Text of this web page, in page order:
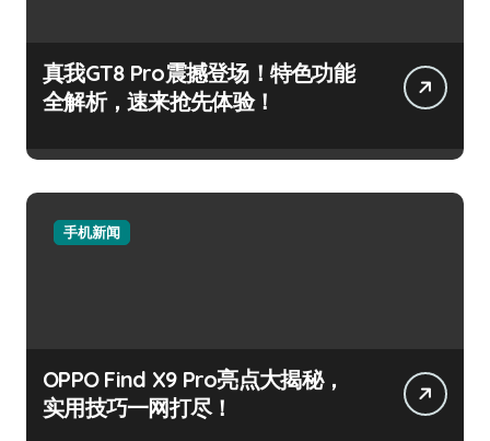
真我GT8 Pro震撼登场！特色功能
全解析，速来抢先体验！
手机新闻
OPPO Find X9 Pro亮点大揭秘，
实用技巧一网打尽！